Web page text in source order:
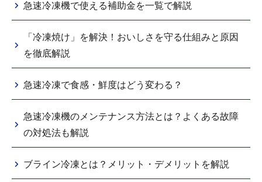
急速冷凍機で使える補助金を一覧で解説
「冷凍焼け」を解決！おいしさを守る仕組みと原因
を徹底解説
急速冷凍で食感・鮮度はどう変わる？
急速冷凍機のメンテナンス方法とは？よくある故障
の対処法も解説
ブライン冷凍とは？メリット・デメリットを解説